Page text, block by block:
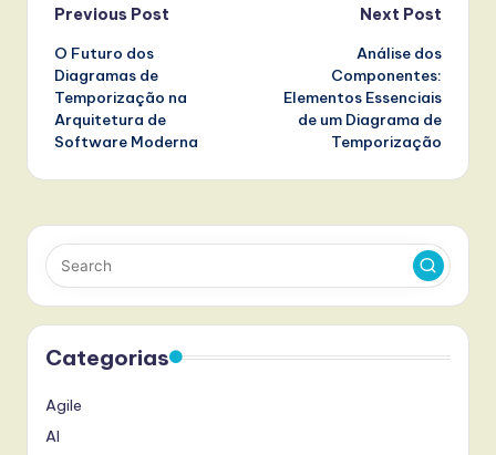
Post
navigation
Previous Post
O Futuro dos
Diagramas de
Temporização na
Arquitetura de
Software Moderna
Next Post
Análise dos
Componentes:
Elementos Essenciais
de um Diagrama de
Temporização
Categorias
Agile
AI